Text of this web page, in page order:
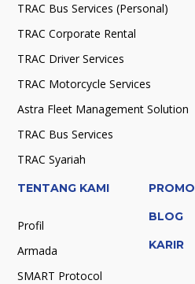
TRAC Bus Services (Personal)
TRAC Corporate Rental
TRAC Driver Services
TRAC Motorcycle Services
Astra Fleet Management Solution
TRAC Bus Services
TRAC Syariah
TENTANG KAMI
Profil
Armada
SMART Protocol
PROMO
BLOG
KARIR